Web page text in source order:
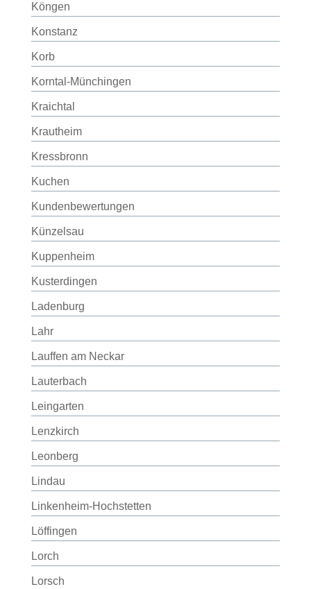
Köngen
Konstanz
Korb
Korntal-Münchingen
Kraichtal
Krautheim
Kressbronn
Kuchen
Kundenbewertungen
Künzelsau
Kuppenheim
Kusterdingen
Ladenburg
Lahr
Lauffen am Neckar
Lauterbach
Leingarten
Lenzkirch
Leonberg
Lindau
Linkenheim-Hochstetten
Löffingen
Lorch
Lorsch